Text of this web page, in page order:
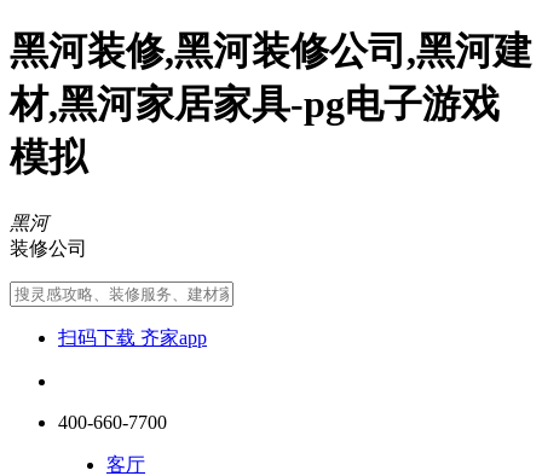
黑河装修,黑河装修公司,黑河建
材,黑河家居家具-pg电子游戏
模拟
黑河
装修公司
扫码下载 齐家app
400-660-7700
客厅